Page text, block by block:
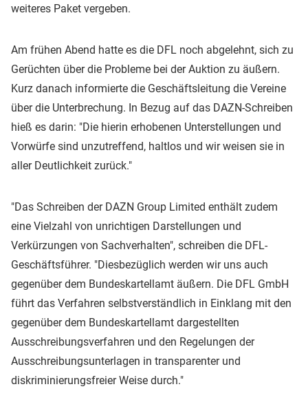
weiteres Paket vergeben.
Am frühen Abend hatte es die DFL noch abgelehnt, sich zu
Gerüchten über die Probleme bei der Auktion zu äußern.
Kurz danach informierte die Geschäftsleitung die Vereine
über die Unterbrechung. In Bezug auf das DAZN-Schreiben
hieß es darin: "Die hierin erhobenen Unterstellungen und
Vorwürfe sind unzutreffend, haltlos und wir weisen sie in
aller Deutlichkeit zurück."
"Das Schreiben der DAZN Group Limited enthält zudem
eine Vielzahl von unrichtigen Darstellungen und
Verkürzungen von Sachverhalten", schreiben die DFL-
Geschäftsführer. "Diesbezüglich werden wir uns auch
gegenüber dem Bundeskartellamt äußern. Die DFL GmbH
führt das Verfahren selbstverständlich in Einklang mit den
gegenüber dem Bundeskartellamt dargestellten
Ausschreibungsverfahren und den Regelungen der
Ausschreibungsunterlagen in transparenter und
diskriminierungsfreier Weise durch."